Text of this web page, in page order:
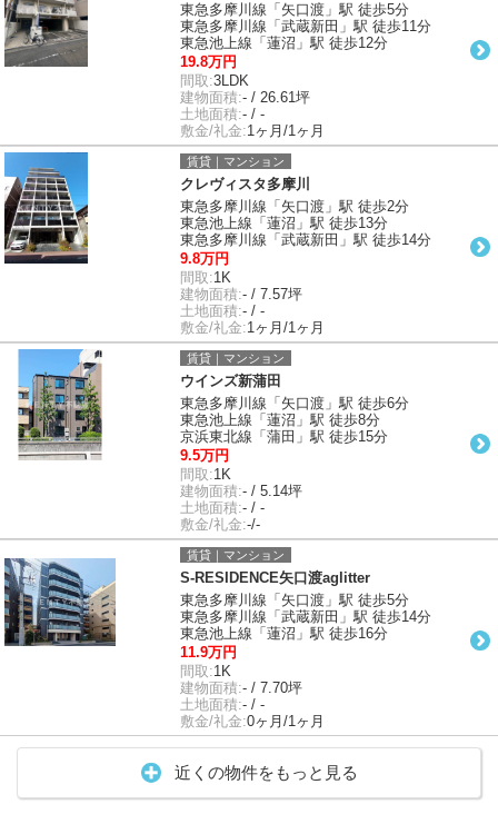
東急多摩川線「矢口渡」駅 徒歩5分
東急多摩川線「武蔵新田」駅 徒歩11分
東急池上線「蓮沼」駅 徒歩12分
19.8万円
間取:3LDK
建物面積:- / 26.61坪
土地面積:- / -
敷金/礼金:1ヶ月/1ヶ月
賃貸｜マンション
クレヴィスタ多摩川
東急多摩川線「矢口渡」駅 徒歩2分
東急池上線「蓮沼」駅 徒歩13分
東急多摩川線「武蔵新田」駅 徒歩14分
9.8万円
間取:1K
建物面積:- / 7.57坪
土地面積:- / -
敷金/礼金:1ヶ月/1ヶ月
賃貸｜マンション
ウインズ新蒲田
東急多摩川線「矢口渡」駅 徒歩6分
東急池上線「蓮沼」駅 徒歩8分
京浜東北線「蒲田」駅 徒歩15分
9.5万円
間取:1K
建物面積:- / 5.14坪
土地面積:- / -
敷金/礼金:-/-
賃貸｜マンション
S-RESIDENCE矢口渡aglitter
東急多摩川線「矢口渡」駅 徒歩5分
東急多摩川線「武蔵新田」駅 徒歩14分
東急池上線「蓮沼」駅 徒歩16分
11.9万円
間取:1K
建物面積:- / 7.70坪
土地面積:- / -
敷金/礼金:0ヶ月/1ヶ月
近くの物件をもっと見る